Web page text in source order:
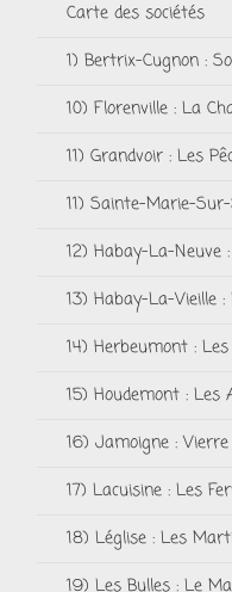
Carte des sociétés
1) Bertrix-Cugnon :
10) Florenville : La
11) Grandvoir : Les
11) Sainte-Marie-
12) Habay-La-Neuve
13) Habay-La-Vieille :
14) Herbeumont :
15) Houdemont : Les
16) Jamoigne :
17) Lacuisine : Les
18) Léglise : Les
19) Les Bulles : Le